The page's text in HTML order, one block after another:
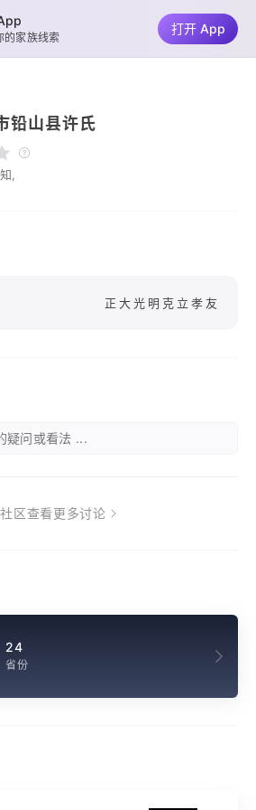
铅山县许氏
,
正大光明克立孝友
疑问或看法 ...
区查看更多讨论
24
省份
的家族线索
打开 App